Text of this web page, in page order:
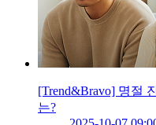
[Trend&Bravo] 명절
는?